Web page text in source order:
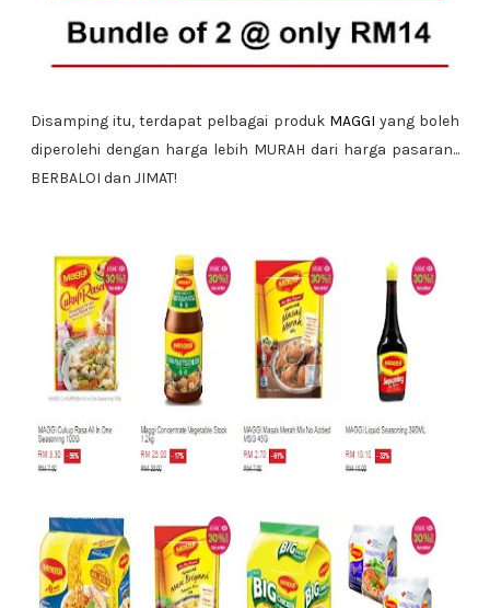
Disamping itu, terdapat pelbagai produk MAGGI yang boleh
diperolehi dengan harga lebih MURAH dari harga pasaran...
BERBALOI dan JIMAT!